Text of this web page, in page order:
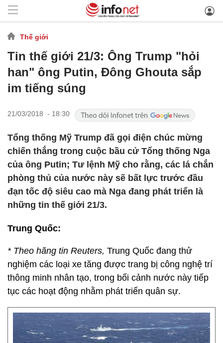
Thế giới
Tin thế giới 21/3: Ông Trump "hỏi
han" ông Putin, Đông Ghouta sắp
im tiếng súng
21/03/2018 - 18:30
Tổng thống Mỹ Trump đã gọi điện chúc mừng
chiến thắng trong cuộc bầu cử Tổng thống Nga
của ông Putin; Tư lệnh Mỹ cho rằng, các lá chắn
phòng thủ của nước này sẽ bất lực trước đầu
đạn tốc độ siêu cao mà Nga đang phát triển là
những tin thế giới 21/3.
Trung Quốc:
* Theo hãng tin Reuters, Trung Quốc đang thử
nghiệm các loại xe tăng được trang bị công nghệ trí
thông minh nhân tạo, trong bối cảnh nước này tiếp
tục các hoạt động nhằm phát triển quân sự.